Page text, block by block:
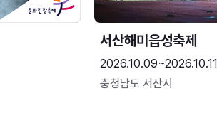
서산해미읍성축제
2026.10.09~2026.10.11
충청남도 서산시